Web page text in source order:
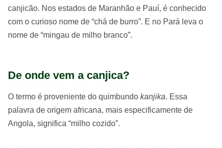
canjicão. Nos estados de Maranhão e Pauí, é conhecido
com o curioso nome de “chá de burro”. E no Pará leva o
nome de “mingau de milho branco”.
De onde vem a canjica?
O termo é proveniente do quimbundo kanjika. Essa
palavra de origem africana, mais especificamente de
Angola, significa “milho cozido”.